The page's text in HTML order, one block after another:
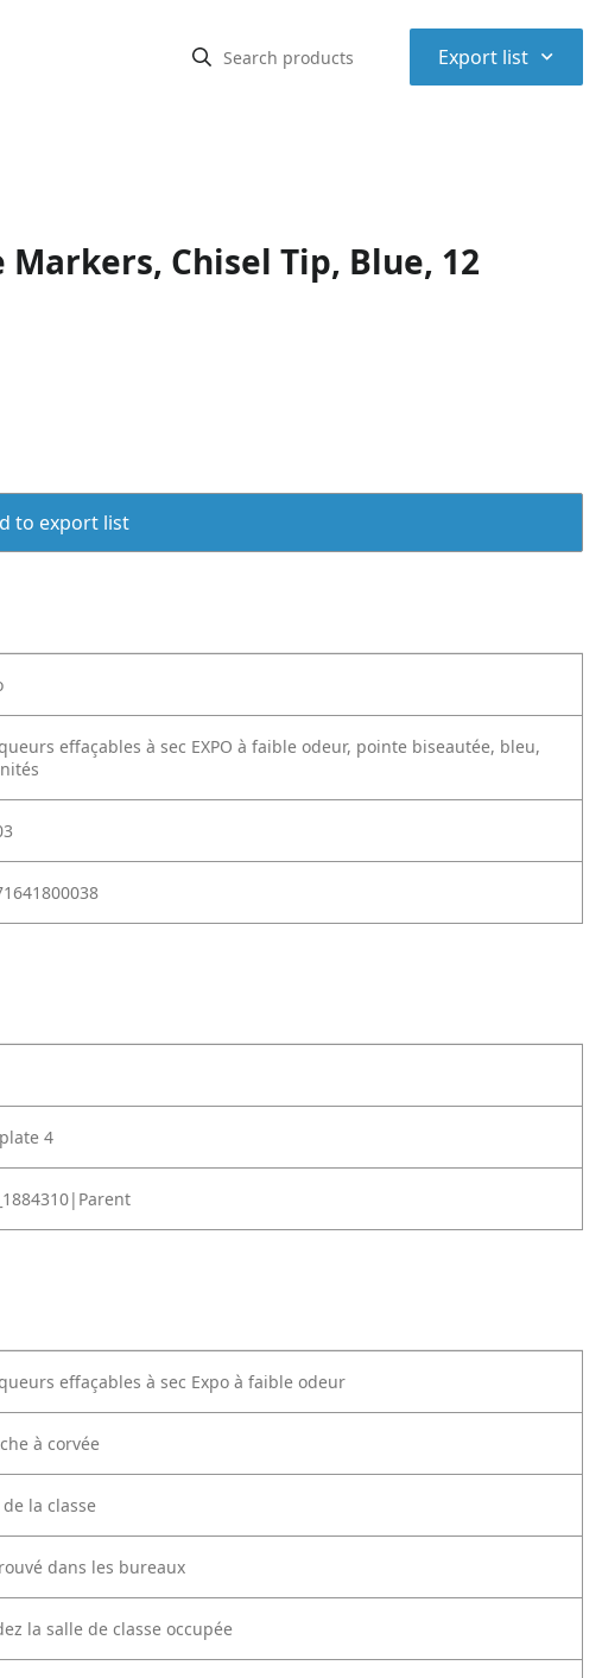
Export list ⌃
Markers, Chisel Tip, Blue, 12
to export list
effaçables à sec EXPO à faible odeur, pointe biseautée, bleu,
4
effaçables à sec Expo à faible odeur
à corvée
de la classe
dans les bureaux
la salle de classe occupée